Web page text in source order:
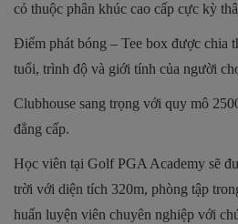
cỏ thuộc phân khúc cao cấp cực kỳ
Điểm phát bóng – Tee box được chia
tuổi, trình độ và giới tính của người
Clubhouse sang trọng với quy mô
đẳng cấp.
Học viên tại Golf PGA Academy sẽ
trời với diện tích 320m, phòng tập
huấn luyện viên chuyên nghiệp với